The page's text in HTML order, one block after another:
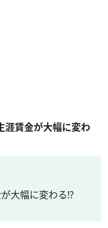
涯賃金が大幅に変わ
大幅に変わる!?